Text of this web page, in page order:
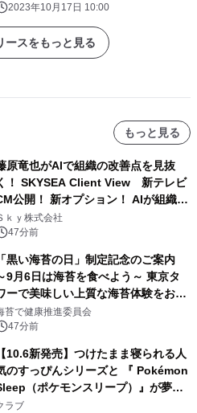
2023年10月17日 10:00
ースをもっと見る
もっと見る
原竜也がAIで組織の改善点を見抜
！ SKYSEA Client View 新テレビ
公開！ 新オプション！ AIが組織の
務実態を分析し労務改善を支援。 藤
竜也メイキング動画公開 「もしAIが
る自信がある」「昨年の夏はカブトム
シを捕まえたり、虫と戦ったり…」
ｋｙ株式会社
47分前
「黒い海苔の日」制定記念のご案内
9月6日は海苔を食べよう～ 東京タ
ーで美味しい上質な海苔体験をお届
します！
苔で健康推進委員会
47分前
【10.6新発売】つけたまま寝られる人
のすっぴんシリーズと 『 Pokémon
（ポケモンスリープ）』が夢の
ラボレーション！
ラブ